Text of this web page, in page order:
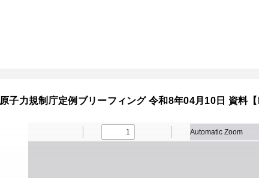
原子力規制庁定例ブリーフィング 令和8年04月10日 資料【